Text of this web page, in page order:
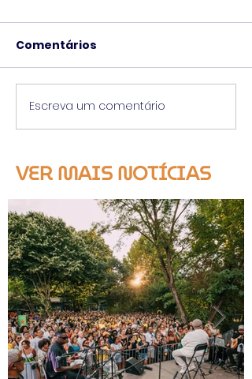
Comentários
Escreva um comentário
VER MAIS NOTÍCIAS